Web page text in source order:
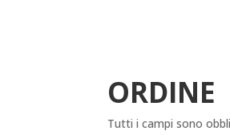
ORDINE
Tutti i campi sono